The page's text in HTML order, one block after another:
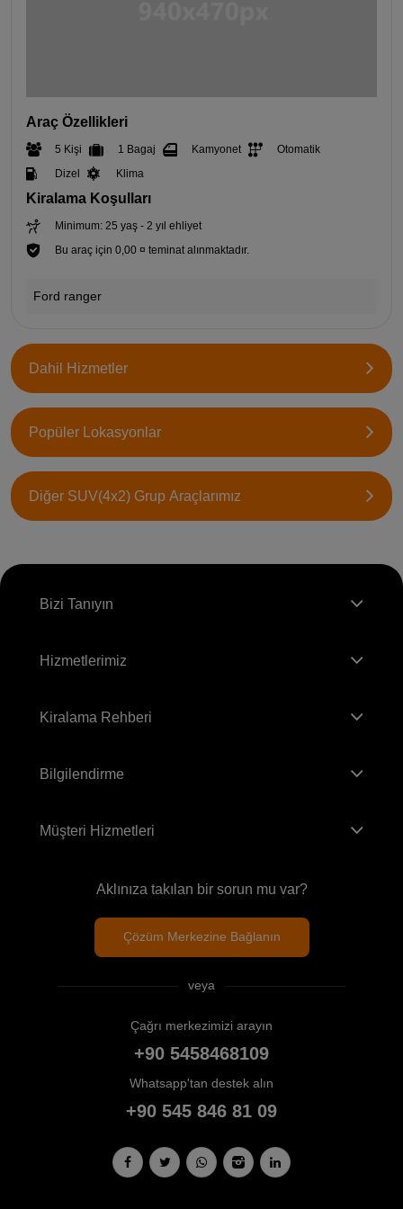
Araç Özellikleri
5 Kişi 1 Bagaj Kamyonet
Otomatik
Dizel
Klima
Kiralama Koşulları
Minimum: 25 yaş - 2 yıl ehliyet
Bu araç için 0,00 ¤ teminat alınmaktadır.
Ford ranger
Dahil Hizmetler
Popüler Lokasyonlar
Diğer SUV(4x2) Grup Araçlarımız
Bizi Tanıyın
Hizmetlerimiz
Kiralama Rehberi
Bilgilendirme
Müşteri Hizmetleri
Aklınıza takılan bir sorun mu var?
Çözüm Merkezine Bağlanın
veya
Çağrı merkezimizi arayın
+90 5458468109
Whatsapp'tan destek alın
+90 545 846 81 09